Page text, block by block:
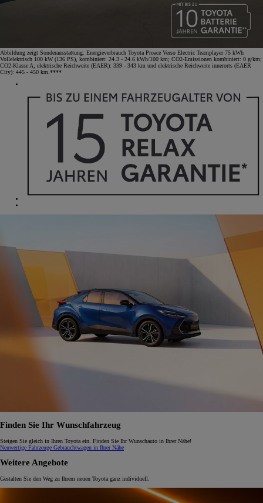
Abbildung zeigt Sonderausstattung. Energieverbrauch Toyota Proace Verso Electric Teamplayer 75 kWh
Vollelektrisch 100 kW (136 PS), kombiniert: 24.3 - 24.6 kWh/100 km; CO2-Emissionen kombiniert: 0 g/km;
CO2-Klasse A; elektrische Reichweite (EAER): 339 - 343 km und elektrische Reichweite innerorts (EAER
City): 445 - 450 km.****
Finden Sie Ihr Wunschfahrzeug
Steigen Sie gleich in Ihren Toyota ein. Finden Sie Ihr Wunschauto in Ihrer Nähe!
Neuwertige Fahrzeuge Gebrauchtwagen in Ihrer Nähe
Weitere Angebote
Gestalten Sie den Weg zu Ihrem neuen Toyota ganz individuell.